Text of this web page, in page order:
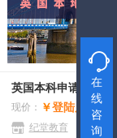
英国本科申请
现价： ￥登陆后查看
纪堂教育

在
线
咨
询